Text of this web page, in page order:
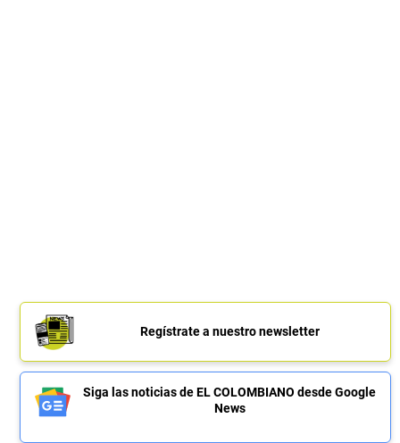
Regístrate a nuestro newsletter
Siga las noticias de EL COLOMBIANO desde Google
News